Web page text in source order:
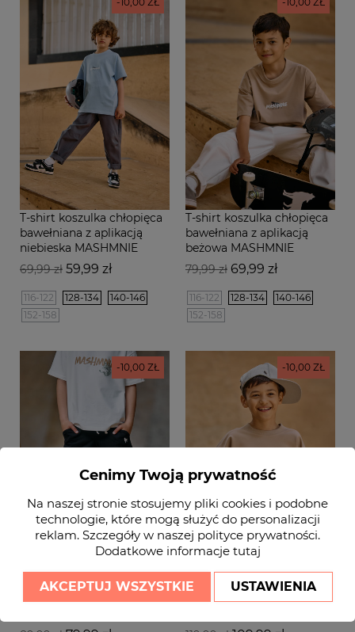
T-shirt koszulka chłopięca
bawełniana z aplikacją
niebieska MASHMNIE
Cena
69,99 zł Cena
59,99 zł
116-122 128-134
140-146
152-158
T-shirt koszulka chłopięca
bawełniana z aplikacją
beżowa MASHMNIE
Cena
79,99 zł Cena
69,99 zł
116-122 128-134
140-146
152-158
Krótkie Spodenki
chłopięce czarne
-10,00 ZŁ
Bluza chłopięca
bawełniana beżowa
-10,00 ZŁ
Cenimy Twoją prywatność
Na naszej stronie stosujemy pliki cookies i podobne
technologie, które mogą służyć do personalizacji
reklam. Szczegóły w naszej polityce prywatności.
Dodatkowe informacje tutaj
AKCEPTUJ WSZYSTKIE USTAWIENIA